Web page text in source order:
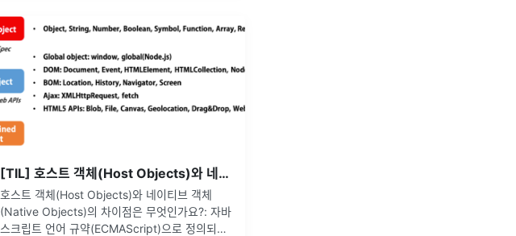
[TIL] 호스트 객체(Host Objects)와 네이티브 객체(Native Objects)
호스트 객체(Host Objects)와 네이티브 객체
(Native Objects)의 차이점은 무엇인가요?: 자바
스크립트 언어 규약(ECMAScript)으로 정의되어